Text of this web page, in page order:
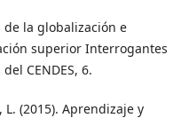
de la globalización e
superior Interrogantes
CENDES, 6.
L. (2015). Aprendizaje y